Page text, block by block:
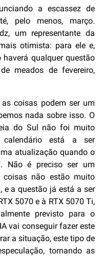
a escassez de
pelo menos, março.
um representante da
otimista: para ele e,
qualquer questão
meados de fevereiro,
as coisas podem ser um
nada sobre isso. O
do Sul não foi muito
calendário está a ser
atualização quando o
Não é preciso ser um
coisas não estão muito
e a questão já está a ser
5070 e à RTX 5070 Ti,
previsto para o
vai conseguir fazer este
a situação, este tipo de
tornando as